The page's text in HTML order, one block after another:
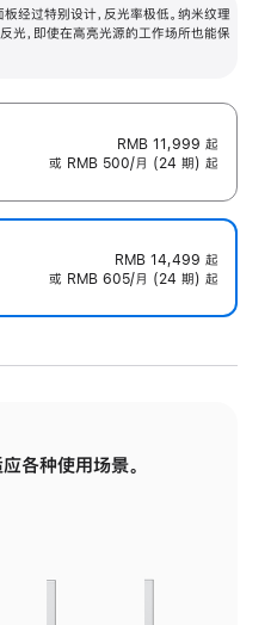
经过特别设计，反光率极低。纳米纹理
光，即使在高亮光源的工作场所也能保
RMB 11,999 起
或 RMB 500/月 (24 期) 起
RMB 14,499 起
或 RMB 605/月 (24 期) 起
各种使用场景。